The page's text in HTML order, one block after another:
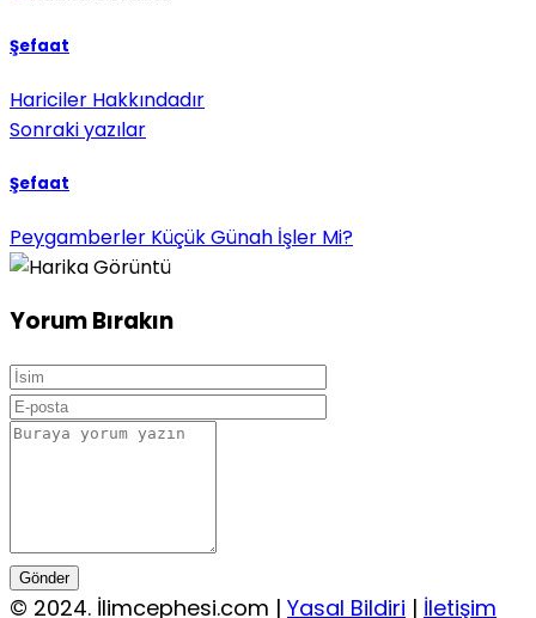
Şefaat
Hariciler Hakkındadır
Sonraki yazılar
Şefaat
Peygamberler Küçük Günah İşler Mi?
Yorum Bırakın
Gönder
© 2024. İlimcephesi.com | Yasal Bildiri | İletişim